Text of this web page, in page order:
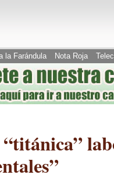
la Farándula Nota Roja